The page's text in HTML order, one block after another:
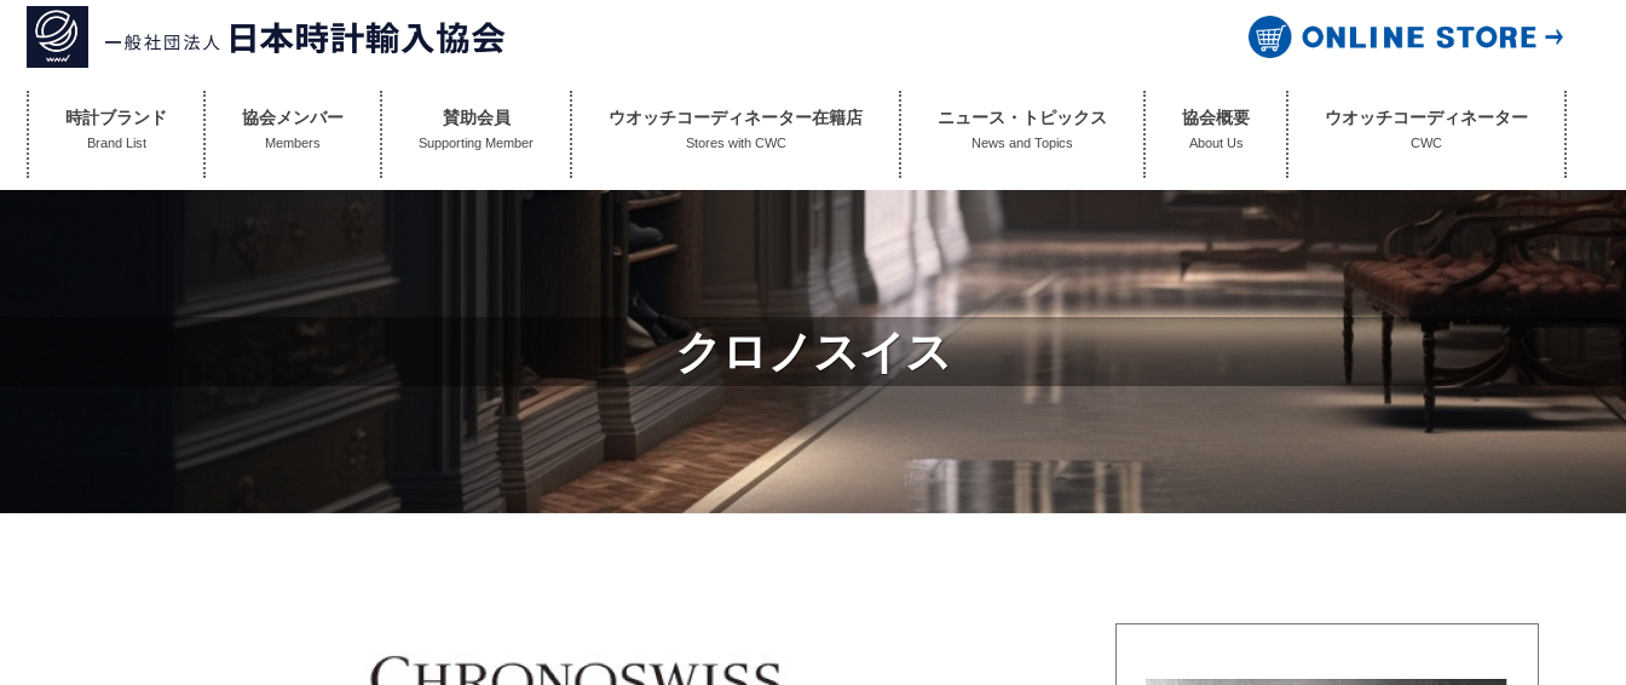
時計ブランド
Brand List
協会メンバー
Members
賛助会員
Supporting Member
ウオッチコーディネーター在籍店
Stores with CWC
ニュース・トピックス
News and Topics
協会概要
About Us
ウオッチコーディネーター
CWC
クロノスイス